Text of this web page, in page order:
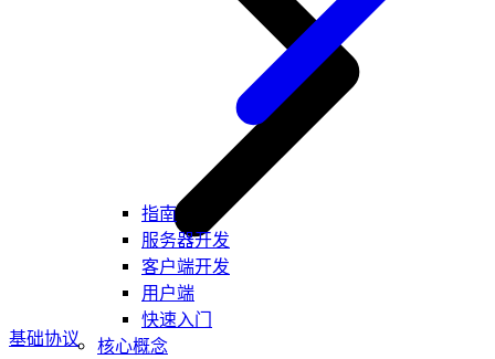
指南
服务器开发
客户端开发
用户端
快速入门
核心概念
基础协议